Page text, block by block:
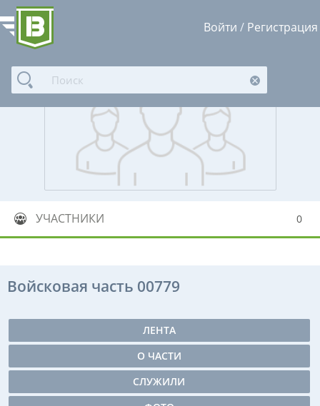
Войти / Регистрация
УЧАСТНИКИ 0
Войсковая часть 00779
ЛЕНТА
О ЧАСТИ
СЛУЖИЛИ